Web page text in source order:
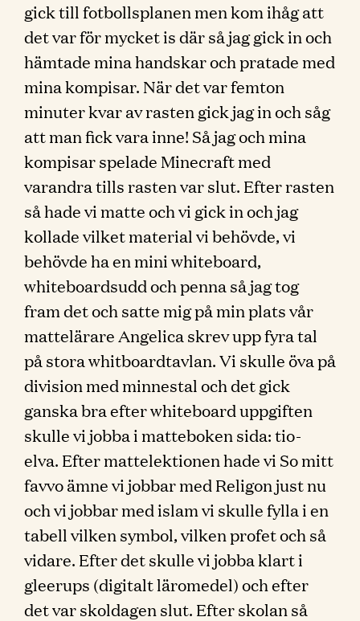
gick till fotbollsplanen men kom ihåg att
det var för mycket is där så jag gick in och
hämtade mina handskar och pratade med
mina kompisar. När det var femton
minuter kvar av rasten gick jag in och såg
att man fick vara inne! Så jag och mina
kompisar spelade Minecraft med
varandra tills rasten var slut. Efter rasten
så hade vi matte och vi gick in och jag
kollade vilket material vi behövde, vi
behövde ha en mini whiteboard,
whiteboardsudd och penna så jag tog
fram det och satte mig på min plats vår
mattelärare Angelica skrev upp fyra tal
på stora whitboardtavlan. Vi skulle öva på
division med minnestal och det gick
ganska bra efter whiteboard uppgiften
skulle vi jobba i matteboken sida: tio-
elva. Efter mattelektionen hade vi So mitt
favvo ämne vi jobbar med Religon just nu
och vi jobbar med islam vi skulle fylla i en
tabell vilken symbol, vilken profet och så
vidare. Efter det skulle vi jobba klart i
gleerups (digitalt läromedel) och efter
det var skoldagen slut. Efter skolan så